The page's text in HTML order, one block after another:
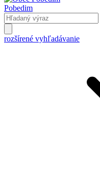
Pobedim
rozšírené vyhľadávanie